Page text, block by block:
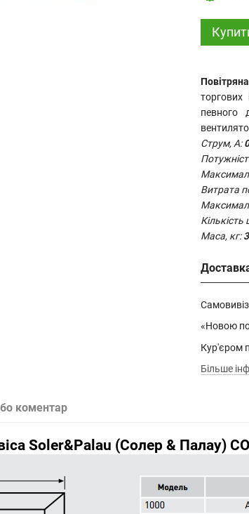
певного
Струм, А:
Витрата
Маса, кг:
«Новою
Кур'єром
Більше
коментар
Soler&Palau (Солер & Палау)